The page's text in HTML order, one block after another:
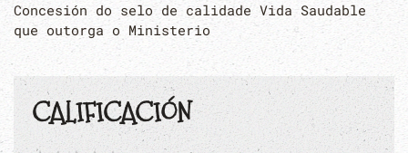
Concesión do selo de calidade Vida Saudable
que outorga o Ministerio
CALIFICACIÓN